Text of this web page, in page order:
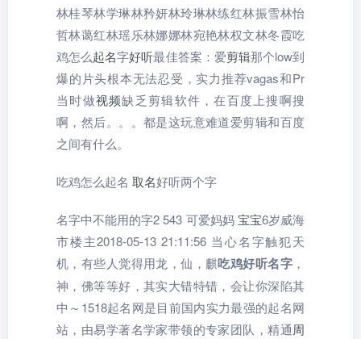
林桂琴林学琳林矜妍林玲琳林练红林振雪林怡
哲林蔼红林瑶乐林娜娜林宛艳林权文林冬霞吃
鸡怎么起名字好听最佳答案：爱剪辑那个low到
爆的片头根本无法忍受，实力推荐vagas和Pr
当时做视频缺乏剪辑软件，在百度上搜啊搜
啊，然后。。。都是这玩意难道爱剪辑和百度
之间有什么。
吃鸡怎么起名 取名好听两个字
名字中不能用的字2 543 可爱妈妈宝宝6岁威海
市楼主2018-05-13 21:11:56 当心名字触犯天
机，有些人觉得用龙，仙，麒吃鸡好听名字 ，
神，佛等等好，其实大错特错，会让你深陷其
中～1518起名网是目前国内实力最强的起名网
站，由易学著名学家带领的专家团队，精通周